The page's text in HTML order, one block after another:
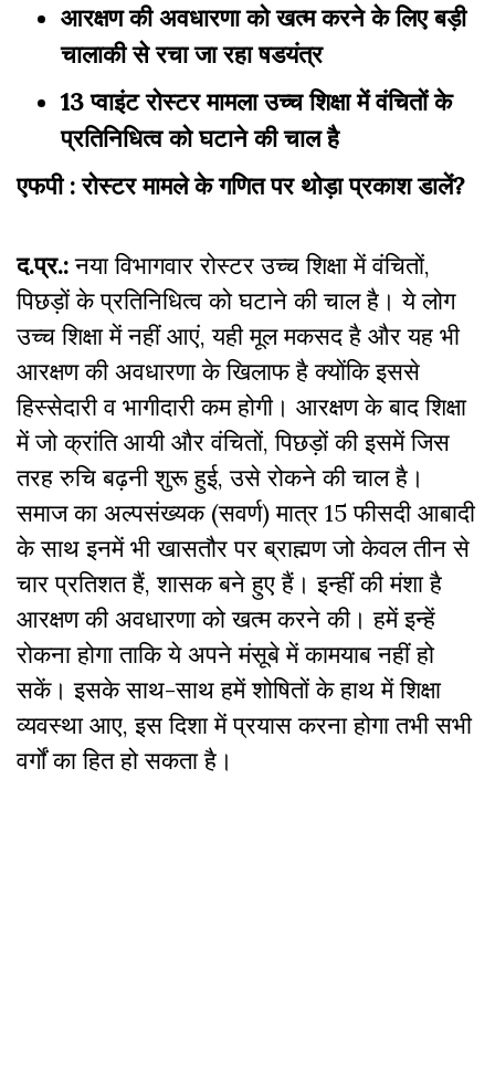
आरक्षण की अवधारणा को खत्म करने के लिए बड़ी
चालाकी से रचा जा रहा षडयंत्र
13 प्वाइंट रोस्टर मामला उच्च शिक्षा में वंचितों के
प्रतिनिधित्व को घटाने की चाल है
एफपी : रोस्टर मामले के गणित पर थोड़ा प्रकाश डालें?
द.प्र.:नया विभागवार रोस्टर उच्च शिक्षा में वंचितों,
पिछड़ों के प्रतिनिधित्व को घटाने की चाल है। ये लोग
उच्च शिक्षा में नहीं आएं, यही मूल मकसद है और यह भी
आरक्षण की अवधारणा के खिलाफ है क्योंकि इससे
हिस्सेदारी व भागीदारी कम होगी। आरक्षण के बाद शिक्षा
में जो क्रांति आयी और वंचितों, पिछड़ों की इसमें जिस
तरह रुचि बढ़नी शुरू हुई, उसे रोकने की चाल है।
समाज का अल्पसंख्यक (सवर्ण) मात्र 15 फीसदी आबादी
के साथ इनमें भी खासतौर पर ब्राह्मण जो केवल तीन से
चार प्रतिशत हैं, शासक बने हुए हैं। इन्हीं की मंशा है
आरक्षण की अवधारणा को खत्म करने की। हमें इन्हें
रोकना होगा ताकि ये अपने मंसूबे में कामयाब नहीं हो
सकें। इसके साथ-साथ हमें शोषितों के हाथ में शिक्षा
व्यवस्था आए, इस दिशा में प्रयास करना होगा तभी सभी
वर्गों का हित हो सकता है।